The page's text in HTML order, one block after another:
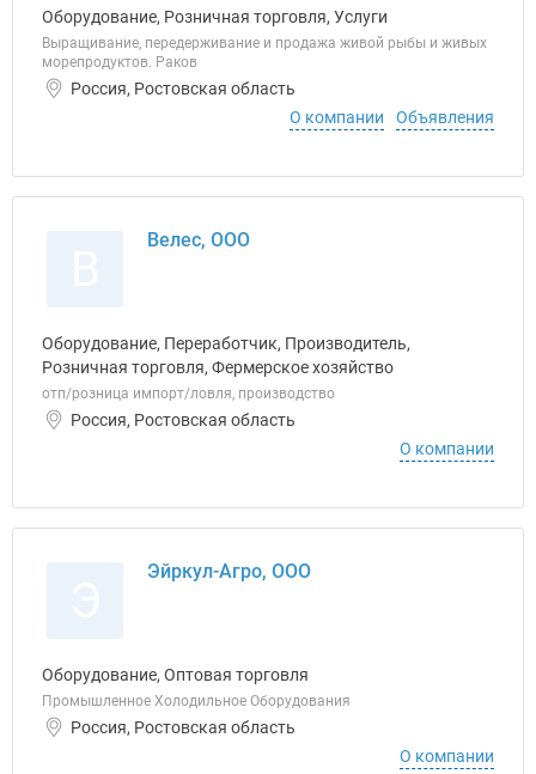
Оборудование, Розничная торговля, Услуги
Выращивание, передерживание и продажа живой рыбы и живых
морепродуктов. Раков
Россия, Ростовская область
О компании
Объявления
Велес, ООО
Оборудование, Переработчик, Производитель,
Розничная торговля, Фермерское хозяйство
отп/розница импорт/ловля, производство
Россия, Ростовская область
О компании
Эйркул-Агро, ООО
Оборудование, Оптовая торговля
Промышленное Холодильное Оборудования
Россия, Ростовская область
О компании